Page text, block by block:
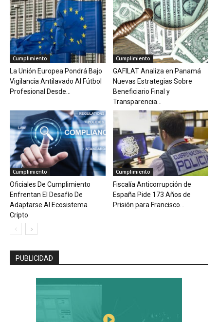
Cumplimiento
La Unión Europea Pondrá Bajo
Vigilancia Antilavado Al Fútbol
Profesional Desde...
Cumplimiento
GAFILAT Analiza en Panamá
Nuevas Estrategias Sobre
Beneficiario Final y
Transparencia...
Cumplimiento
Oficiales De Cumplimiento
Enfrentan El Desafío De
Adaptarse Al Ecosistema
Cripto
Cumplimiento
Fiscalía Anticorrupción de
España Pide 173 Años de
Prisión para Francisco...
PUBLICIDAD